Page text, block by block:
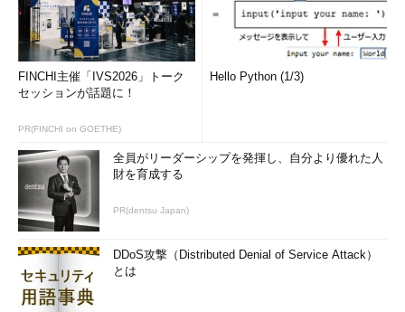
FINCHI主催「IVS2026」トーク
セッションが話題に！
PR(FINCHI on GOETHE)
Hello Python (1/3)
全員がリーダーシップを発揮し、自分より優れた人
財を育成する
PR(dentsu Japan)
DDoS攻撃（Distributed Denial of Service Attack）
とは